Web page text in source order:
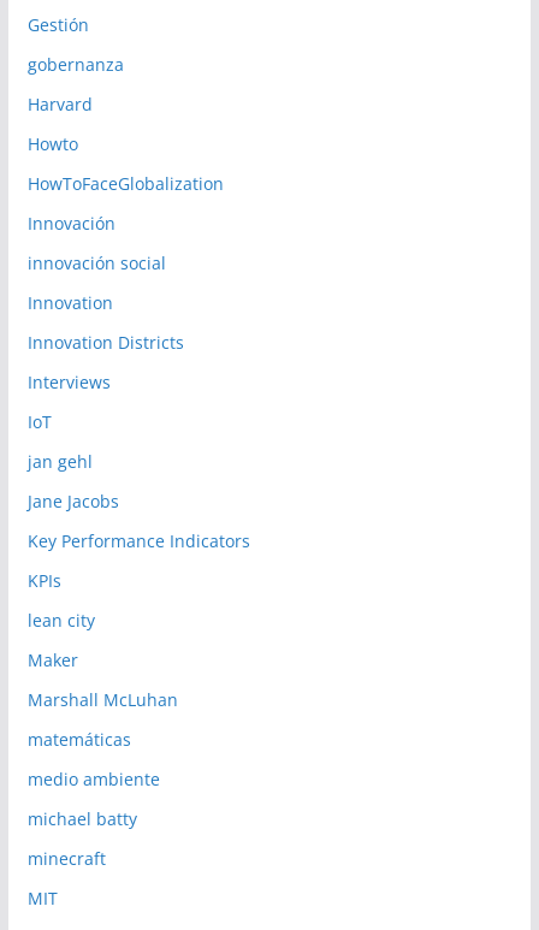
Gestión
gobernanza
Harvard
Howto
HowToFaceGlobalization
Innovación
innovación social
Innovation
Innovation Districts
Interviews
IoT
jan gehl
Jane Jacobs
Key Performance Indicators
KPIs
lean city
Maker
Marshall McLuhan
matemáticas
medio ambiente
michael batty
minecraft
MIT